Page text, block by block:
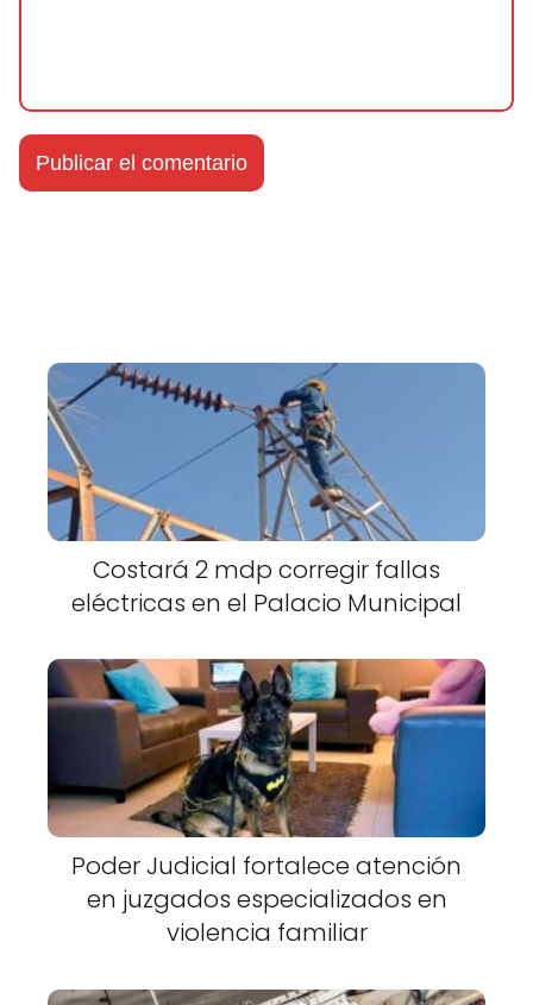
Costará 2 mdp corregir fallas
eléctricas en el Palacio Municipal
Poder Judicial fortalece atención
en juzgados especializados en
violencia familiar